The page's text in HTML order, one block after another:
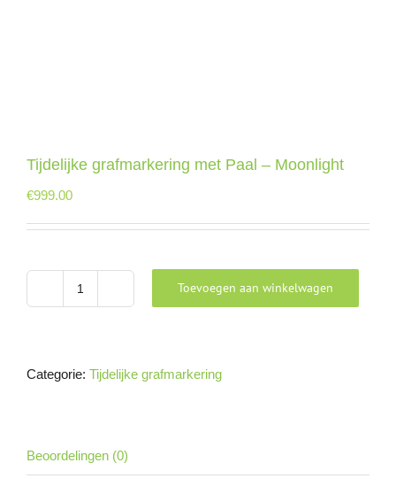
Tijdelijke grafmarkering met Paal – Moonlight
€999.00
Tijdelijke
-
Toevoegen aan winkelwagen
Categorie: Tijdelijke grafmarkering
Beoordelingen (0)